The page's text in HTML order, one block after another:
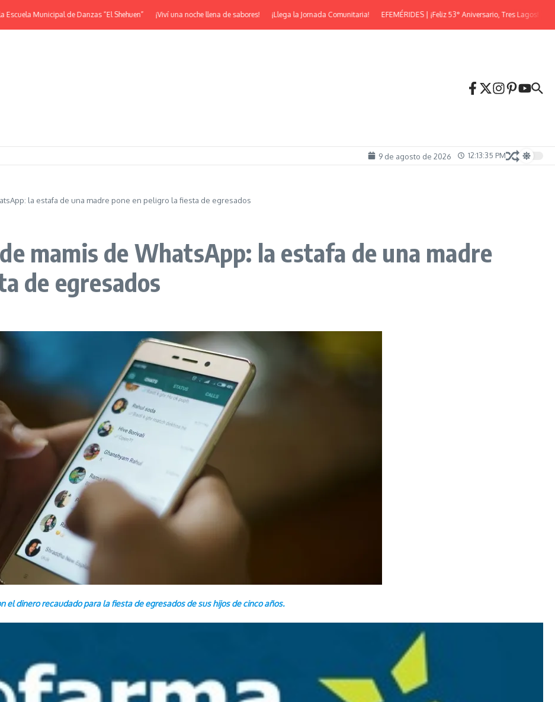
Municipal de Danzas “El Shehuen” ¡Viví una noche llena de sabores! ¡Llega la Jornada Comunitaria! EFEMÉRIDES | ¡Feliz 53° Aniversario, Tres Lagos!
9 de agosto de 2026 12:13:36 PM
la estafa de una madre pone en peligro la fiesta de egresados
mamis de WhatsApp: la estafa de una madre
de egresados
dinero recaudado para la fiesta de egresados de sus hijos de cinco años.